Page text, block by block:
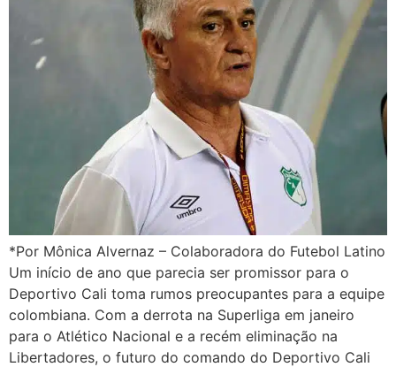
*Por Mônica Alvernaz – Colaboradora do Futebol Latino
Um início de ano que parecia ser promissor para o
Deportivo Cali toma rumos preocupantes para a equipe
colombiana. Com a derrota na Superliga em janeiro
para o Atlético Nacional e a recém eliminação na
Libertadores, o futuro do comando do Deportivo Cali